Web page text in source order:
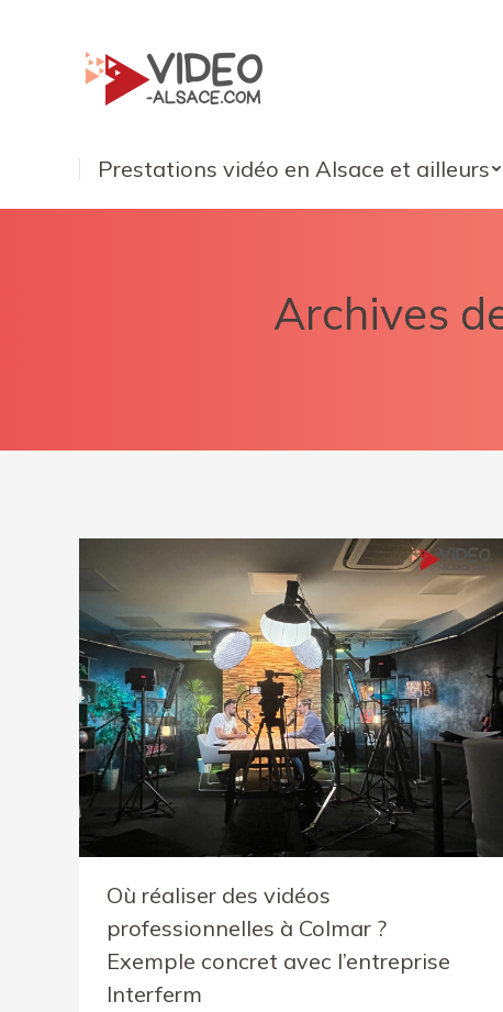
Prestations vidéo en Alsace et ailleurs
Archives
Où réaliser des vidéos
professionnelles à Colmar ?
Exemple concret avec l’entreprise
Interferm